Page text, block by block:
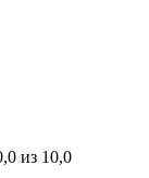
из 10,0